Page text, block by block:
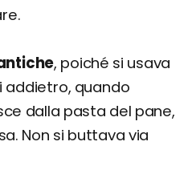
, poiché si usava
addietro, quando
dalla pasta del pane,
Non si buttava via